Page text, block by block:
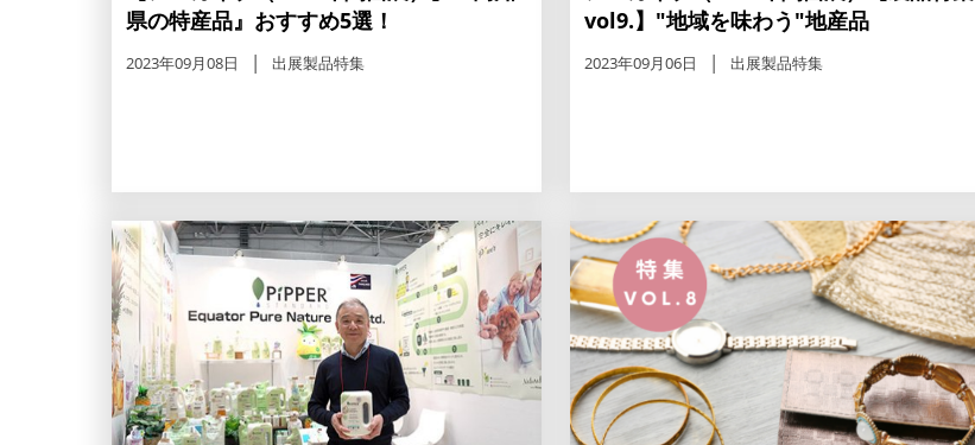
県の特産品』おすすめ5選！
2023年09月08日 出展製品特集
vol9.】"地域を味わう"地産品
2023年09月06日 出展製品特集